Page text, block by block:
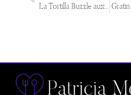
La Tortilla Buzzle aux saveurs d’Espagne